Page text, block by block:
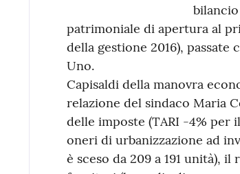
patrimoniale di apertura al
della gestione 2016),
Uno.
Capisaldi della manovra
relazione del sindaco Maria
delle imposte (TARI -4% per
oneri di urbanizzazione ad
è sceso da 209 a 191 unità),